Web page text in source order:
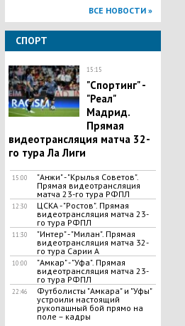
ВСЕ НОВОСТИ »
СПОРТ
15:15
"Спортинг" -
"Реал"
Мадрид.
Прямая
видеотрансляция матча 32-
го тура Ла Лиги
15:00
"Анжи" - "Крылья Советов".
Прямая видеотрансляция
матча 23-го тура РФПЛ
12:30
ЦСКА - "Ростов". Прямая
видеотрансляция матча 23-
го тура РФПЛ
11:30
"Интер" - "Милан". Прямая
видеотрансляция матча 32-
го тура Сарии А
10:00
"Амкар" - "Уфа". Прямая
видеотрансляция матча 23-
го тура РФПЛ
22:46
Футболисты "Амкара" и "Уфы"
устроили настоящий
рукопашный бой прямо на
поле – кадры